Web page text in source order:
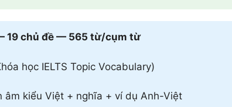
19 chủ đề — 565 từ/cụm từ
học IELTS Topic Vocabulary)
âm kiểu Việt + nghĩa + ví dụ Anh-Việt